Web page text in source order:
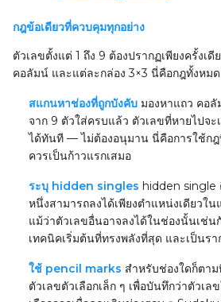
กฎข้อเดียวที่ควบคุมทุกอย่าง
ตัวเลขตั้งแต่ 1 ถึง 9 ต้องปรากฏเพียงครั้งเ
คอลัมน์ และแต่ละกล่อง 3×3 นี่คือกฎทั้งหม
สแกนหาช่องที่ถูกบังคับ มองหาแถว คอ
จาก 9 ตัวใส่ครบแล้ว ตัวเลขที่หายไปจะ
ได้ทันที — ไม่ต้องอนุมาน นี่คือการใช้ก
ควรเป็นก้าวแรกเสมอ
ระบุ hidden singles hidden single
หนึ่งสามารถลงได้เพียงตำแหน่งเดียวใ
แม้ว่าตัวเลขอื่นอาจลงได้ในช่องนั้นเช่น
เทคนิคเริ่มต้นที่ทรงพลังที่สุด และเป็นร
ใช้ pencil marks สำหรับช่องใดก็ตา
ตัวเลขตัวเลือกเล็ก ๆ เพื่อบันทึกว่าตัวเล